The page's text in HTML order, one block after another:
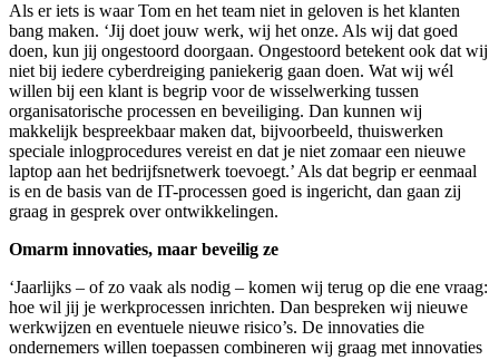
Als er iets is waar Tom en het team niet in geloven is het klanten
bang maken. ‘Jij doet jouw werk, wij het onze. Als wij dat goed
doen, kun jij ongestoord doorgaan. Ongestoord betekent ook dat wij
niet bij iedere cyberdreiging paniekerig gaan doen. Wat wij wél
willen bij een klant is begrip voor de wisselwerking tussen
organisatorische processen en beveiliging. Dan kunnen wij
makkelijk bespreekbaar maken dat, bijvoorbeeld, thuiswerken
speciale inlogprocedures vereist en dat je niet zomaar een nieuwe
laptop aan het bedrijfsnetwerk toevoegt.’ Als dat begrip er eenmaal
is en de basis van de IT-processen goed is ingericht, dan gaan zij
graag in gesprek over ontwikkelingen.
Omarm innovaties, maar beveilig ze
‘Jaarlijks – of zo vaak als nodig – komen wij terug op die ene vraag:
hoe wil jij je werkprocessen inrichten. Dan bespreken wij nieuwe
werkwijzen en eventuele nieuwe risico’s. De innovaties die
ondernemers willen toepassen combineren wij graag met innovaties